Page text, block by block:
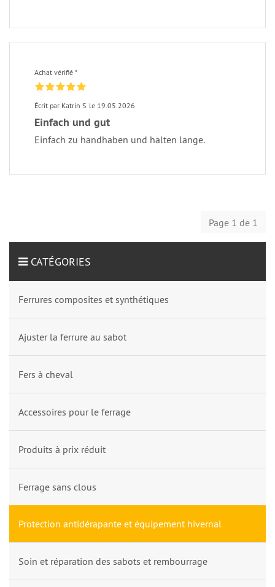
Achat vérifié *
Écrit par Katrin S. le 19.05.2026
Einfach und gut
Einfach zu handhaben und halten lange.
Page 1 de 1
CATÉGORIES
Ferrures composites et synthétiques
Ajuster la ferrure au sabot
Fers à cheval
Accessoires pour le ferrage
Produits à prix réduit
Ferrage sans clous
Protection antidérapante et équipement hivernal
Soin et réparation des sabots et rembourrage